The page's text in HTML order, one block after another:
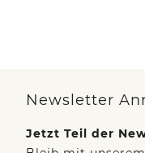
Newsletter
Jetzt Teil der